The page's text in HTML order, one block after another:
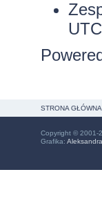
STRONA GŁÓWNA
Copyright © 2001-
Grafika: